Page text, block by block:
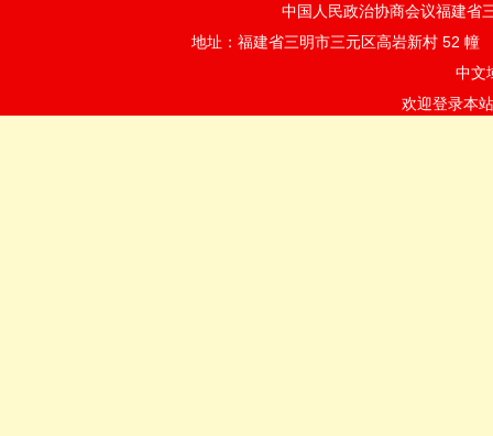
中国人民政治协商会议福建省
地址：福建省三明市三元区高岩新村 52
中文
欢迎登录本